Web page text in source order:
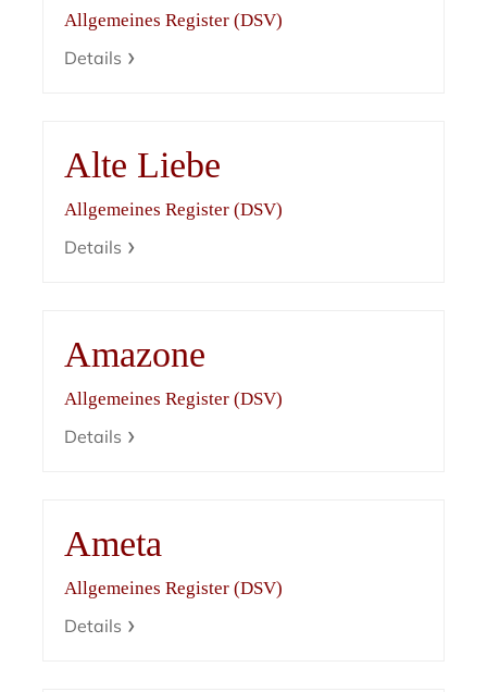
Allgemeines Register (DSV)
Details
Alte Liebe
Allgemeines Register (DSV)
Details
Amazone
Allgemeines Register (DSV)
Details
Ameta
Allgemeines Register (DSV)
Details